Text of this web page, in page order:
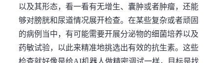
以及其形态，看一看有无增生、囊肿或者肿瘤，还能
够对膀胱和尿道情况展开检查。在某些复杂或者顽固
的病例当中，有可能需要开展分泌物的细菌培养以及
药敏试验，以此来精准地挑选出有效的抗生素。这些
检查就好像是给AI机器人做精密调试一样，目标是找